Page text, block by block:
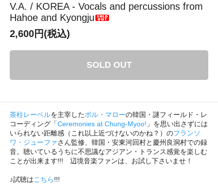
V.A. / KOREA - Vocals and percussions from
Hahoe and Kyongju
2,600円(税込)
SOLD OUT
茶柱レーベルを主宰したポル・マローの韓国・謎フィールド・レ
コーディング「Ceremonies at Chung-Myoo! 」を思い出さずには
いられない距離感（これ以上近づけないのかね？）のフランソ
ワ・ジューファさん監修、韓国・安東河回村と慶州良洞村での録
音。聴いているうちに不思議なアジアン・トランス感覚を楽しむ
ことが出来ます!!! 辺境音楽ファンは、お試し下さいませ！
♪試聴はこちら!!!